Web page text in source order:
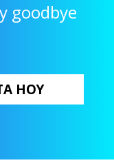
goodbye
HOY